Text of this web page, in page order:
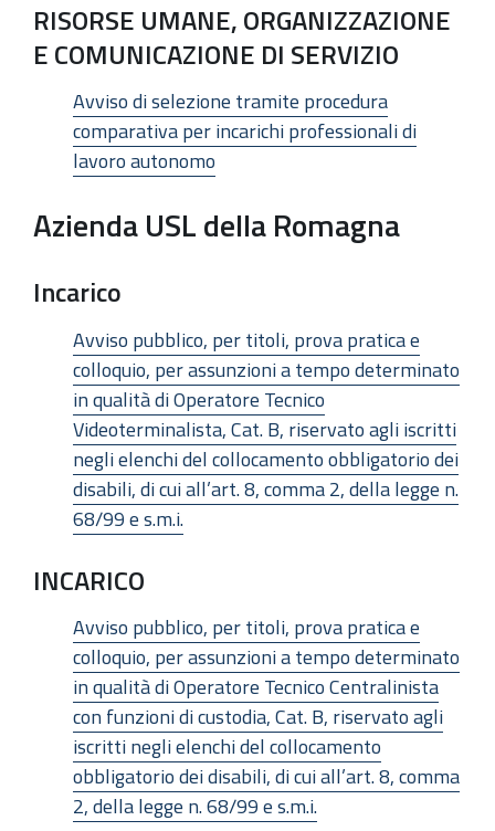
RISORSE UMANE, ORGANIZZAZIONE
E COMUNICAZIONE DI SERVIZIO
Avviso di selezione tramite procedura
comparativa per incarichi professionali di
lavoro autonomo
Azienda USL della Romagna
Incarico
Avviso pubblico, per titoli, prova pratica e
colloquio, per assunzioni a tempo determinato
in qualità di Operatore Tecnico
Videoterminalista, Cat. B, riservato agli iscritti
negli elenchi del collocamento obbligatorio dei
disabili, di cui all’art. 8, comma 2, della legge n.
68/99 e s.m.i.
INCARICO
Avviso pubblico, per titoli, prova pratica e
colloquio, per assunzioni a tempo determinato
in qualità di Operatore Tecnico Centralinista
con funzioni di custodia, Cat. B, riservato agli
iscritti negli elenchi del collocamento
obbligatorio dei disabili, di cui all’art. 8, comma
2, della legge n. 68/99 e s.m.i.